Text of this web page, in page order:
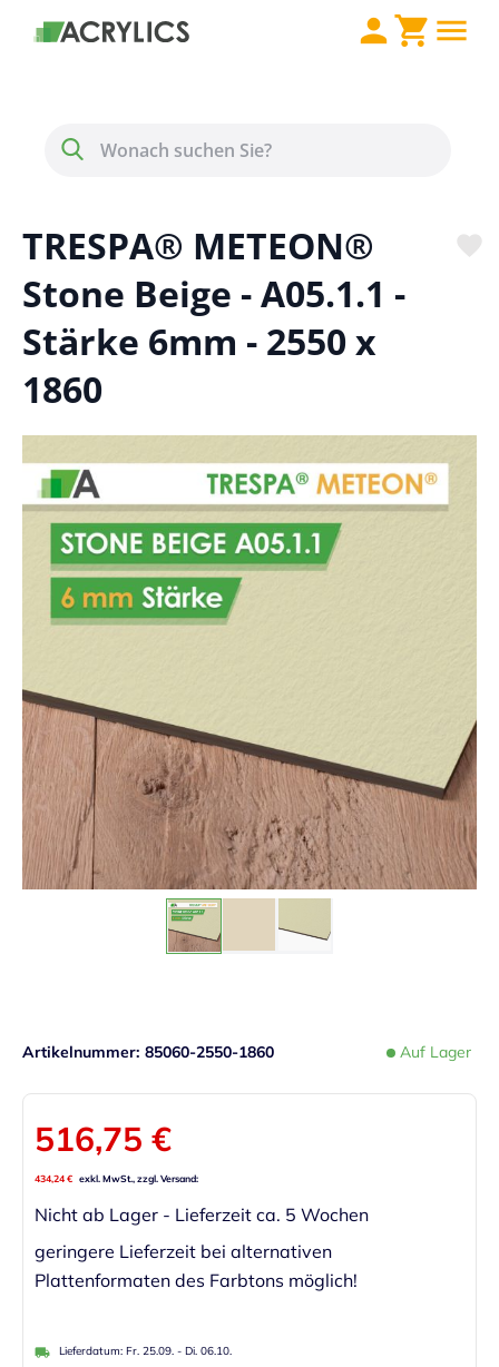
Menü
TRESPA® METEON®
Stone Beige - A05.1.1 -
Stärke 6mm - 2550 x
1860
Auf Lager
Artikelnummer 85060-2550-1860
516,75 €
434,24 €
Nicht ab Lager - Lieferzeit ca. 5 Wochen
geringere Lieferzeit bei alternativen
Plattenformaten des Farbtons möglich!
Lieferdatum: Fr. 25.09. - Di. 06.10.